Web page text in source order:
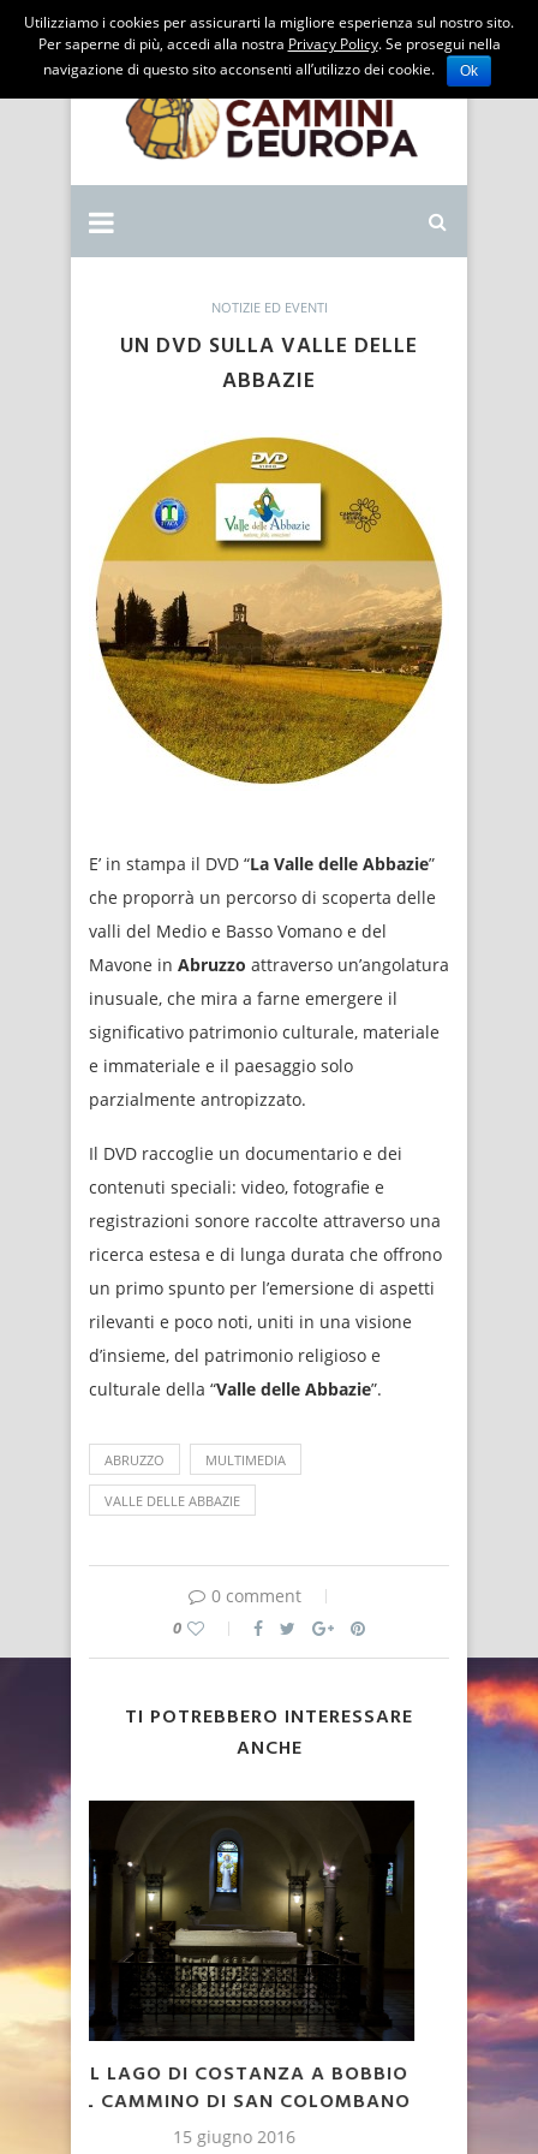
NOTIZIE ED EVENTI
UN DVD SULLA VALLE DELLE
ABBAZIE
E’ in stampa il DVD “La Valle delle Abbazie”
che proporrà un percorso di scoperta delle
valli del Medio e Basso Vomano e del
Mavone in Abruzzo attraverso un’angolatura
inusuale, che mira a farne emergere il
significativo patrimonio culturale, materiale
e immateriale e il paesaggio solo
parzialmente antropizzato.
Il DVD raccoglie un documentario e dei
contenuti speciali: video, fotografie e
registrazioni sonore raccolte attraverso una
ricerca estesa e di lunga durata che offrono
un primo spunto per l’emersione di aspetti
rilevanti e poco noti, uniti in una visione
d’insieme, del patrimonio religioso e
culturale della “Valle delle Abbazie”.
ABRUZZO MULTIMEDIA
VALLE DELLE ABBAZIE
0 comment
0
TI POTREBBERO INTERESSARE
ANCHE
FEDERICO MASSIMO CESCHIN
NUOVO SEGRETARIO GENERALE DI
CAMMINI D’EUROPA
Utilizziamo i cookies per assicurarti la migliore esperienza sul nostro sito.
Per saperne di più, accedi alla nostra Privacy Policy. Se prosegui nella
navigazione di questo sito acconsenti all’utilizzo dei cookie.
Ok